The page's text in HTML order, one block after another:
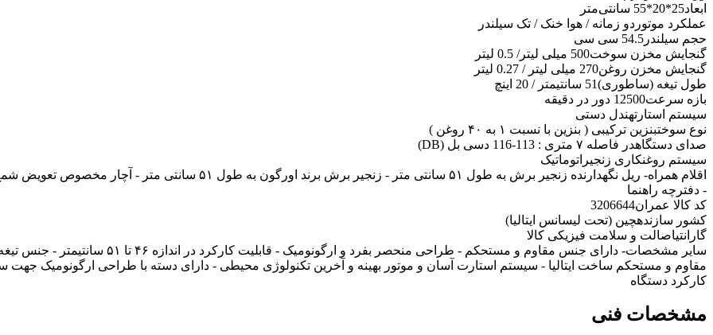
ابعاد25*20*55 سانتی‌متر
عملکرد موتور دو زمانه / هوا خنک / تک سیلندر
حجم سیلندر 54.5 سی سی
گنجایش مخزن سوخت500 میلی لیتر/ 0.5 لیتر
گنجایش مخزن روغن270 میلی لیتر / 0.27 لیتر
طول تیغه (ساطوری)51 سانتیمتر / 20 اینچ
بازه سرعت12500 دور در دقیقه
سیستم استارتهندل دستی
نوع سوختبنزین ترکیبی ( بنزین با نسبت ۱ به ۴۰ روغن )
صدای دستگاهدر فاصله ۷ متری : 113-116 دسی بل (DB)
سیستم روغنکاری زنجیر اتوماتیک
اقلام همراه
- ریل نگهدارنده زنجیر برش به طول ۵۱ سانتی متر - زنجیر برش برند اورگون به طول ۵۱ سانتی متر - آچار
- دفترچه راهنما
کد کالا عمران3206644
کشور سازندهچین (تحت لیسانس ایتالیا)
گارانتیاصالت و سلامت فیزیکی کالا
سایر مشخصات
- دارای جنس مقاوم و مستحکم - طراحی منحصر بفرد و ارگونومیک - قابلیت کارکرد در اندازه ۴۶
مقاوم و مستحکم ساخت ایتالیا - سیستم استارت آسان و موتور بهینه و آخرین تکنولوژی محیطی - دارای دسته با طراحی ارگونومیک جهت
کارکرد دستگاه
مشخصات فنی